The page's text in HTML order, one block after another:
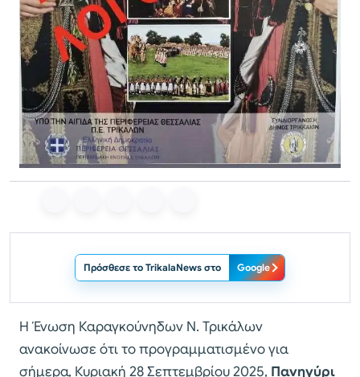
Πρόσθεσε το TrikalaNews στο Google
Η Ένωση Καραγκούνηδων Ν. Τρικάλων
ανακοίνωσε ότι το προγραμματισμένο για
σήμερα, Κυριακή 28 Σεπτεμβρίου 2025, Πανηγύρι